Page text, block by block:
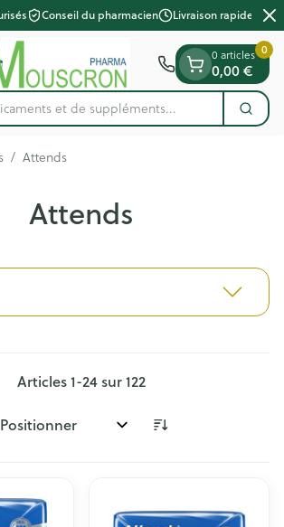
Conseil du pharmacien Livraison rapide
et d
0 articles
0,00 €
0
/ Attends
Attends
Articles1-24sur122
Trier par: